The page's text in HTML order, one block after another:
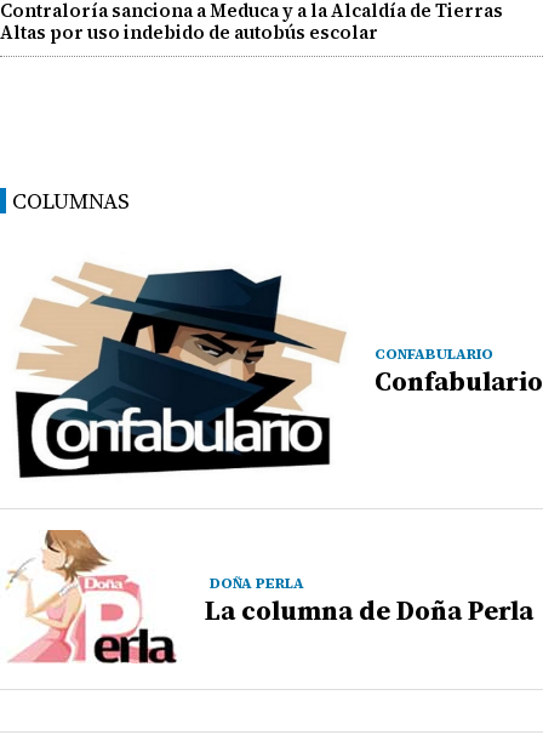
Contraloría sanciona a Meduca y a la Alcaldía de Tierras
Altas por uso indebido de autobús escolar
COLUMNAS
CONFABULARIO
Confabulario
DOÑA PERLA
La columna de Doña Perla